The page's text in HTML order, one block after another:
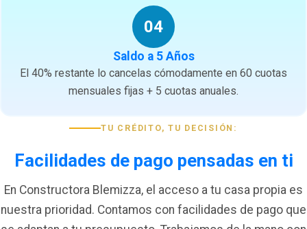
04
Saldo a 5 Años
El 40% restante lo cancelas cómodamente en 60 cuotas
mensuales fijas + 5 cuotas anuales.
TU CRÉDITO, TU DECISIÓN:
Facilidades de pago pensadas en ti
En Constructora Blemizza, el acceso a tu casa propia es
nuestra prioridad. Contamos con facilidades de pago que